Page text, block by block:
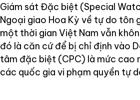
Giám sát Đặc biệt (Special
Ngoại giao Hoa Kỳ về tự do tôn
một thời gian Việt Nam vẫn
đó là căn cứ để bị chỉ định vào
tâm đặc biệt (CPC) là mức cao
các quốc gia vi phạm quyền tự